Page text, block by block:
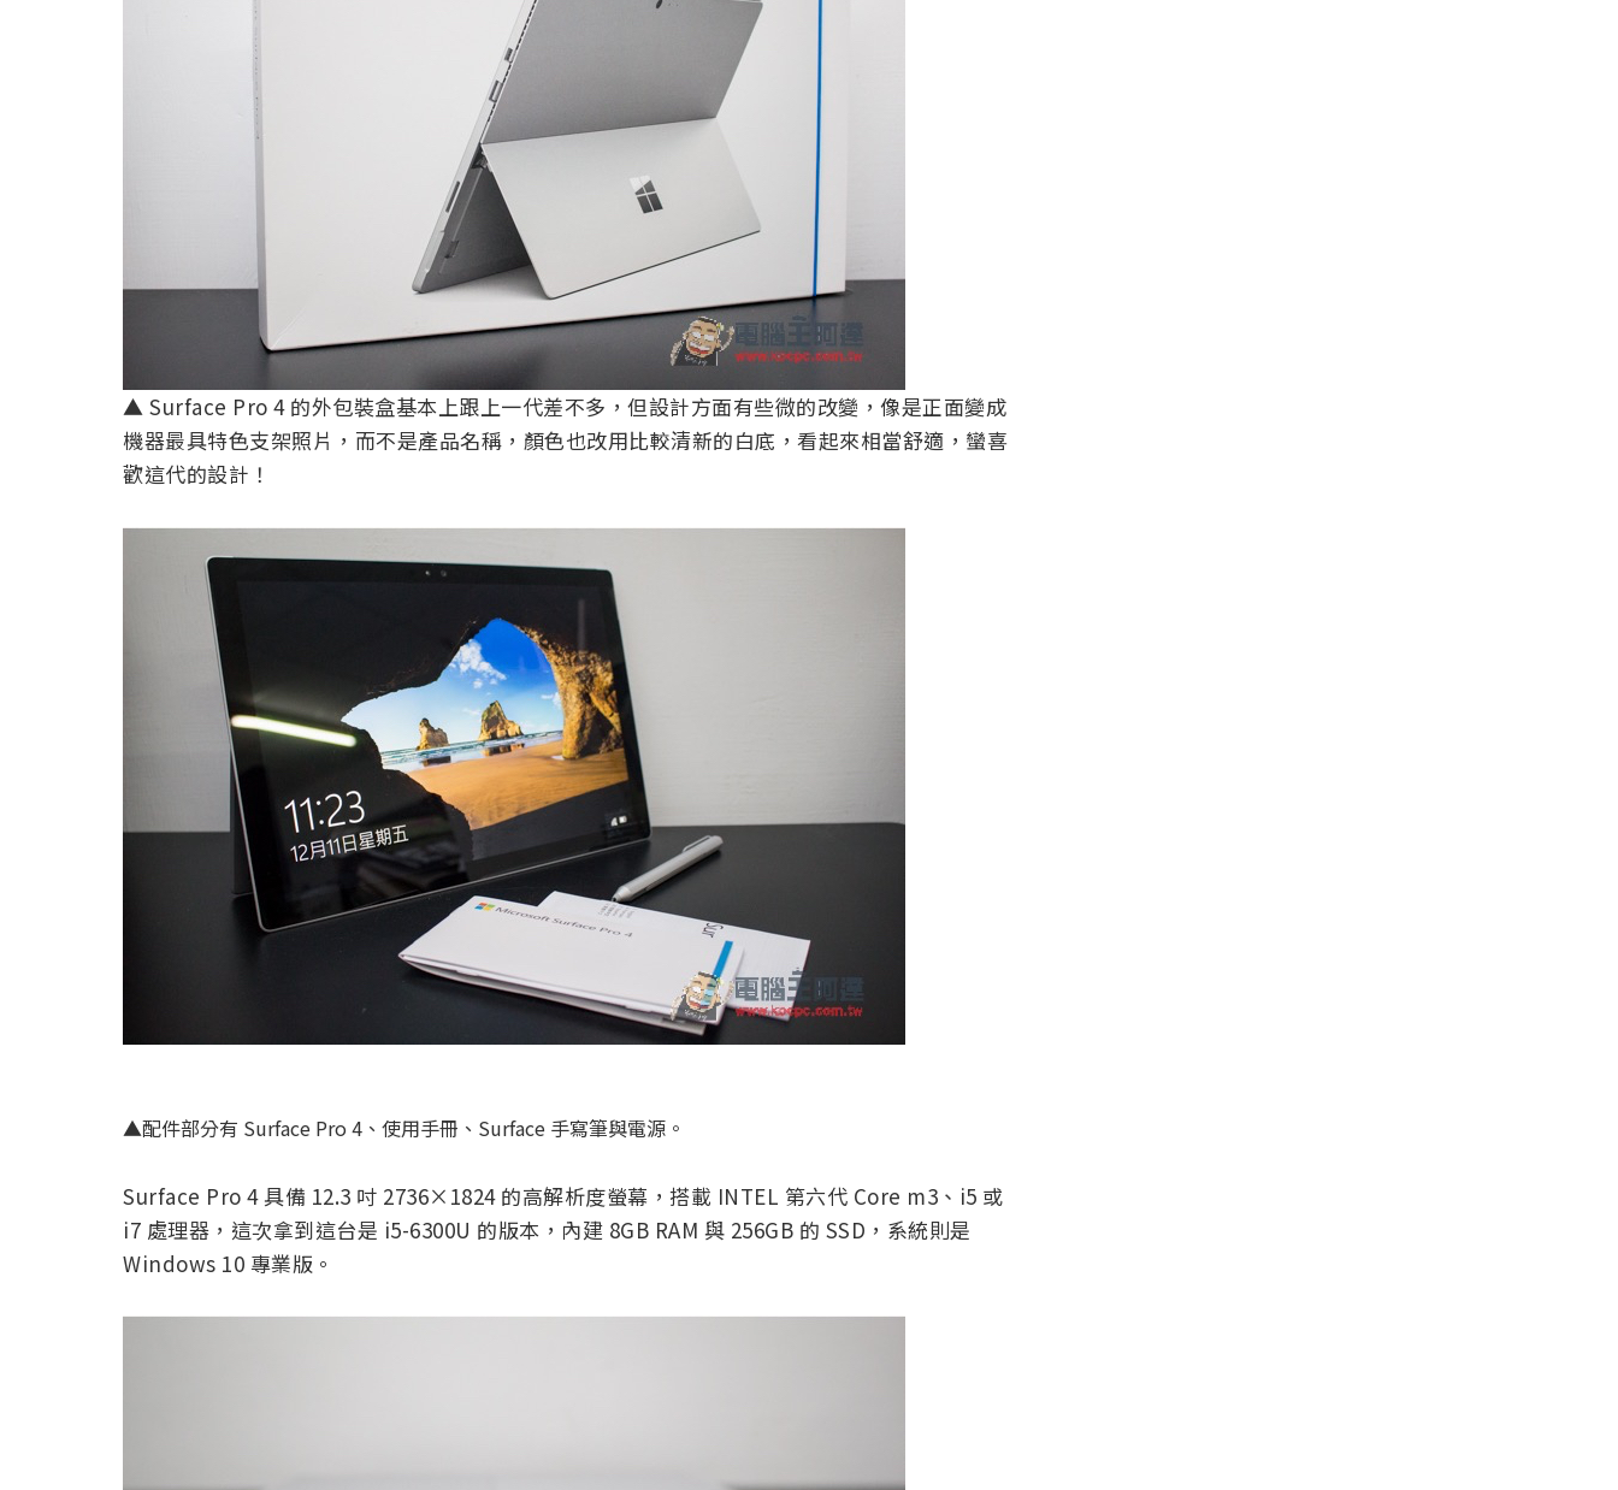
▲ Surface Pro 4 的外包裝盒基本上跟上一代差不多，但設計方面有些微的改變，像是正面變成
機器最具特色支架照片，而不是產品名稱，顏色也改用比較清新的白底，看起來相當舒適，蠻喜
歡這代的設計！
▲配件部分有 Surface Pro 4、使用手冊、Surface 手寫筆與電源。
Surface Pro 4 具備 12.3 吋 2736×1824 的高解析度螢幕，搭載 INTEL 第六代 Core m3、i5 或
i7 處理器，這次拿到這台是 i5-6300U 的版本，內建 8GB RAM 與 256GB 的 SSD，系統則是
Windows 10 專業版。